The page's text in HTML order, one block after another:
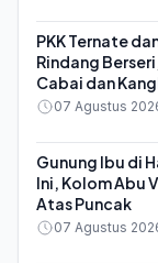
PKK Ternate
Rindang
Cabai dan
07 Agustus
Gunung Ibu di
Ini, Kolom Abu
Atas Puncak
07 Agustus